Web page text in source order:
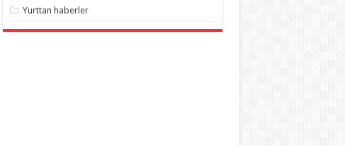
Yurttan haberler